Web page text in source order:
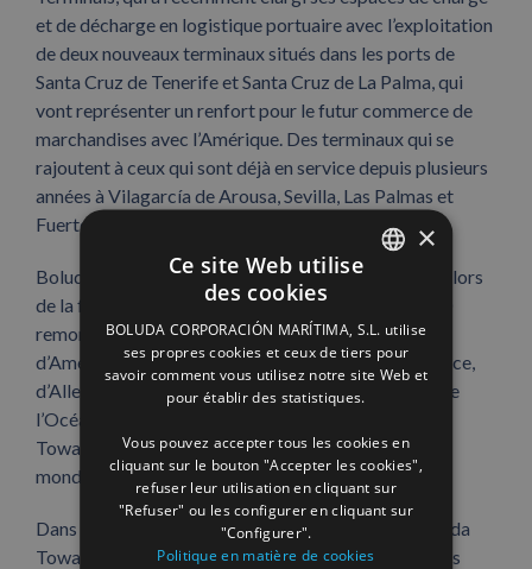
et de décharge en logistique portuaire avec l’exploitation
de deux nouveaux terminaux situés dans les ports de
Santa Cruz de Tenerife et Santa Cruz de La Palma, qui
vont représenter un renfort pour le futur commerce de
marchandises avec l’Amérique. Des terminaux qui se
rajoutent à ceux qui sont déjà en service depuis plusieurs
années à Vilagarcía de Arousa, Sevilla, Las Palmas et
Fuerteventura.
Boluda Corporación Marítima a également exposé, lors
de la foire Intermodal, sa large flotte de près de 250
remorqueurs répartis dans les principaux ports
d’Amérique Latine, des Caraïbes, d’Espagne, de France,
d’Allemagne, de la côte occidentale de l’Afrique et de
l’Océan Indien. D’ailleurs, son département Boluda
Towage and Salvage est la deuxième compagnie du
monde en services de remorquage.
Dans son plan d’expansion en Amérique Latine, Boluda
Towage and Salvage a exposé ses bases d’opérations
ENGLISH
FRENCH
×
Ce site Web utilise
des cookies
BOLUDA CORPORACIÓN MARÍTIMA, S.L. utilise
ses propres cookies et ceux de tiers pour
savoir comment vous utilisez notre site Web et
pour établir des statistiques.
Vous pouvez accepter tous les cookies en
cliquant sur le bouton "Accepter les cookies",
refuser leur utilisation en cliquant sur
"Refuser" ou les configurer en cliquant sur
"Configurer".
Politique en matière de cookies